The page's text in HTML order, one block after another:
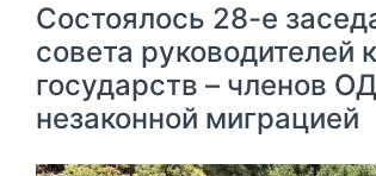
Состоялось 28-е
совета руководителей
государств – членов
незаконной миграцией